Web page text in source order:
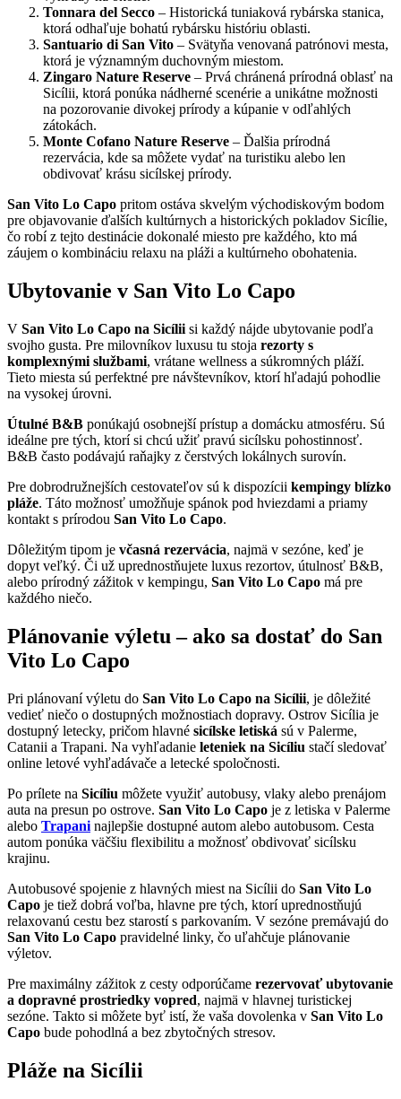
Tonnara del Secco – Historická tuniaková rybárska stanica,
ktorá odhaľuje bohatú rybársku históriu oblasti.
Santuario di San Vito – Svätyňa venovaná patrónovi mesta,
ktorá je významným duchovným miestom.
Zingaro Nature Reserve – Prvá chránená prírodná oblasť na
Sicílii, ktorá ponúka nádherné scenérie a unikátne možnosti
na pozorovanie divokej prírody a kúpanie v odľahlých
zátokách.
Monte Cofano Nature Reserve – Ďalšia prírodná
rezervácia, kde sa môžete vydať na turistiku alebo len
obdivovať krásu sicílskej prírody.
San Vito Lo Capo pritom ostáva skvelým východiskovým bodom
pre objavovanie ďalších kultúrnych a historických pokladov Sicílie,
čo robí z tejto destinácie dokonalé miesto pre každého, kto má
záujem o kombináciu relaxu na pláži a kultúrneho obohatenia.
Ubytovanie v San Vito Lo Capo
V San Vito Lo Capo na Sicílii si každý nájde ubytovanie podľa
svojho gusta. Pre milovníkov luxusu tu stoja rezorty s
komplexnými službami, vrátane wellness a súkromných pláží.
Tieto miesta sú perfektné pre návštevníkov, ktorí hľadajú pohodlie
na vysokej úrovni.
Útulné B&B ponúkajú osobnejší prístup a domácku atmosféru. Sú
ideálne pre tých, ktorí si chcú užiť pravú sicílsku pohostinnosť.
B&B často podávajú raňajky z čerstvých lokálnych surovín.
Pre dobrodružnejších cestovateľov sú k dispozícii kempingy blízko
pláže. Táto možnosť umožňuje spánok pod hviezdami a priamy
kontakt s prírodou San Vito Lo Capo.
Dôležitým tipom je včasná rezervácia, najmä v sezóne, keď je
dopyt veľký. Či už uprednostňujete luxus rezortov, útulnosť B&B,
alebo prírodný zážitok v kempingu, San Vito Lo Capo má pre
každého niečo.
Plánovanie výletu – ako sa dostať do San
Vito Lo Capo
Pri plánovaní výletu do San Vito Lo Capo na Sicílii, je dôležité
vedieť niečo o dostupných možnostiach dopravy. Ostrov Sicília je
dostupný letecky, pričom hlavné sicílske letiská sú v Palerme,
Catanii a Trapani. Na vyhľadanie leteniek na Sicíliu stačí sledovať
online letové vyhľadávače a letecké spoločnosti.
Po prílete na Sicíliu môžete využiť autobusy, vlaky alebo prenájom
auta na presun po ostrove. San Vito Lo Capo je z letiska v Palerme
alebo Trapani najlepšie dostupné autom alebo autobusom. Cesta
autom ponúka väčšiu flexibilitu a možnosť obdivovať sicílsku
krajinu.
Autobusové spojenie z hlavných miest na Sicílii do San Vito Lo
Capo je tiež dobrá voľba, hlavne pre tých, ktorí uprednostňujú
relaxovanú cestu bez starostí s parkovaním. V sezóne premávajú do
San Vito Lo Capo pravidelné linky, čo uľahčuje plánovanie
výletov.
Pre maximálny zážitok z cesty odporúčame rezervovať ubytovanie
a dopravné prostriedky vopred, najmä v hlavnej turistickej
sezóne. Takto si môžete byť istí, že vaša dovolenka v San Vito Lo
Capo bude pohodlná a bez zbytočných stresov.
Pláže na Sicílii